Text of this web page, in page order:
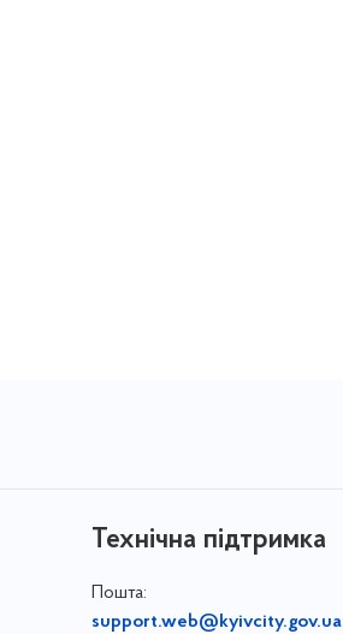
Технічна підтримка
Пошта:
support.web@kyivcity.gov.ua